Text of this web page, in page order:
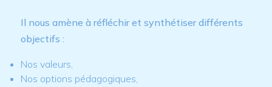
Il nous amène à réfléchir et synthétiser différents
objectifs :
Nos valeurs,
Nos options pédagogiques,